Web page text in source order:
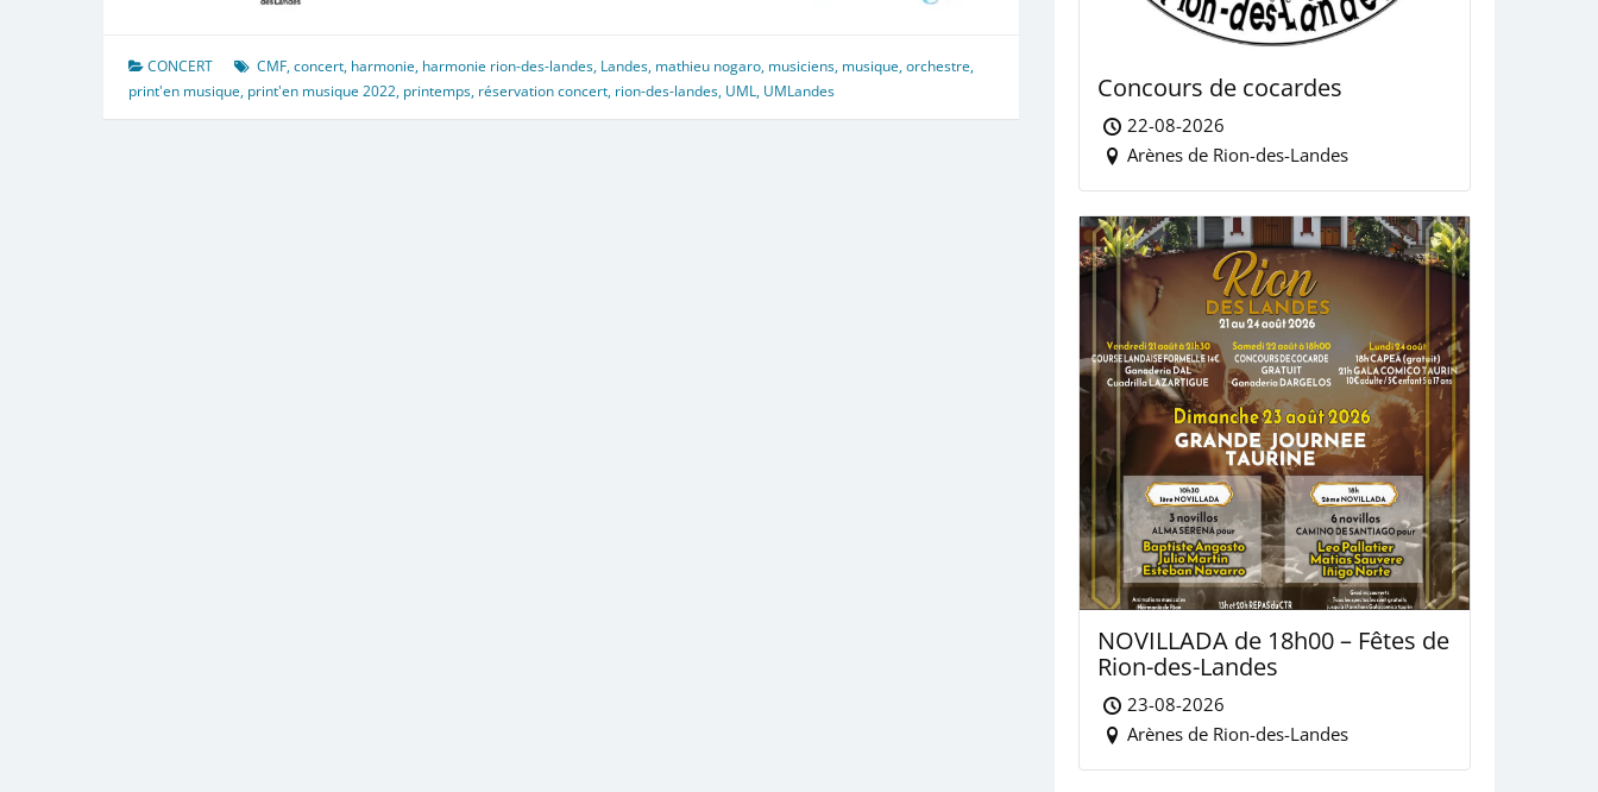
CONCERT CMF,concert, harmonie, harmonie rion-des-landes, Landes, mathieu nogaro, musiciens, musique,orchestre,
print'en musique, print'en musique 2022, printemps, réservation concert, rion-des-landes, UML, UMLandes Concours de cocardes
22-08-2026
Arènes de Rion-des-Landes
NOVILLADA de 18h00 – Fêtes de
Rion-des-Landes
23-08-2026
Arènes de Rion-des-Landes